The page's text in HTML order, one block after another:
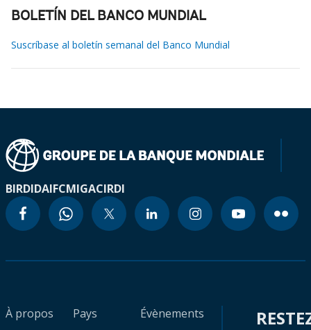
BOLETÍN DEL BANCO MUNDIAL
Suscríbase al boletín semanal del Banco Mundial
BIRDIDAIFCMIGACIRDI
À propos
Pays
Évènements